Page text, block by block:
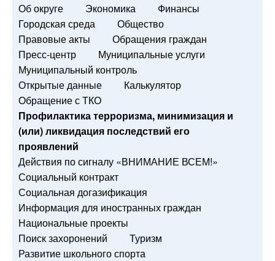
Об округе Экономика
Финансы
Городская среда
Общество
Правовые акты
Обращения граждан
Пресс-центр
Муниципальные услуги
Муниципальный контроль
Открытые данные
Калькулятор
Обращение с ТКО
Профилактика терроризма, минимизация и
(или) ликвидация последствий его
проявлений
Действия по сигналу «ВНИМАНИЕ ВСЕМ!»
Социальный контракт
Социальная догазификация
Информация для иностранных граждан
Национальные проекты
Поиск захоронений
Туризм
Развитие школьного спорта